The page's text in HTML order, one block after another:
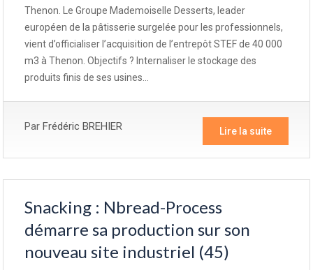
Thenon. Le Groupe Mademoiselle Desserts, leader
européen de la pâtisserie surgelée pour les professionnels,
vient d’officialiser l’acquisition de l’entrepôt STEF de 40 000
m3 à Thenon. Objectifs ? Internaliser le stockage des
produits finis de ses usines…
Par Frédéric BREHIER Lire la suite
Snacking : Nbread-Process
démarre sa production sur son
nouveau site industriel (45)